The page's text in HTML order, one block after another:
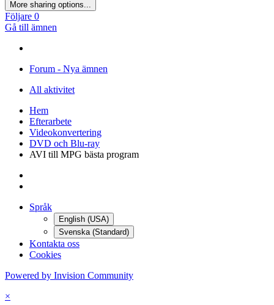
More sharing options...
Följare 0
Gå till ämnen
Forum - Nya ämnen
All aktivitet
Hem
Efterarbete
Videokonvertering
DVD och Blu-ray
AVI till MPG bästa program
Språk
English (USA)
Svenska (Standard)
Kontakta oss
Cookies
Powered by Invision Community
×